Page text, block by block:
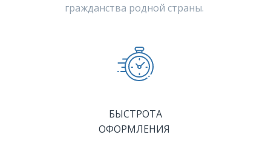
гражданства родной страны.
БЫСТРОТА
ОФОРМЛЕНИЯ